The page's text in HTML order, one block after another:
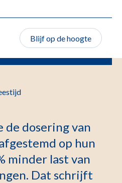
Blijf op de hoogte
de dosering van
op hun
minder last van
Dat schrijft